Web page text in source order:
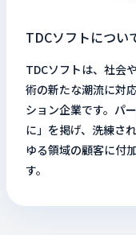
TDCソフトについ
TDCソフトは、社会
術の新たな潮流に対
ション企業です。パ
に」を掲げ、洗練さ
ゆる領域の顧客に付
す。